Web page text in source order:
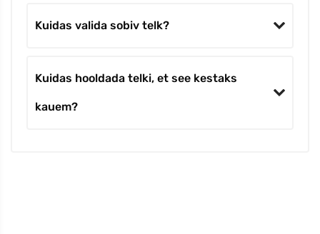
Kuidas valida sobiv telk?
Kuidas hooldada telki, et see kestaks
kauem?